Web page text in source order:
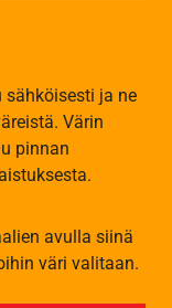
ja ne
Värin
pinnan
avulla siinä
väri valitaan.